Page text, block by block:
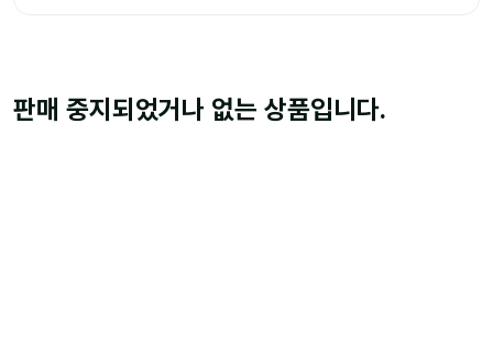
판매 중지되었거나 없는 상품입니다.